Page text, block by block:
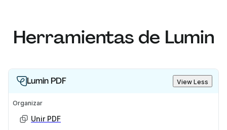
Herramientas de Lumin
Lumin PDF View Less
Organizar
Unir PDF